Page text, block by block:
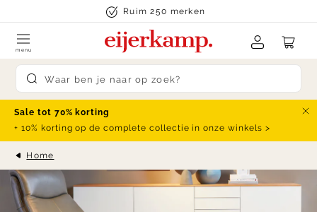
Ruim 250 merken
Submit search
menu
Sale tot 70% korting
+ 10% korting op de complete collectie in onze winkels >
Home